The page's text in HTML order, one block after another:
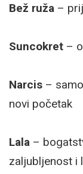
Bež ruža –
Suncokret –
Narcis –
novi početak
Lala –
zaljubljenost i